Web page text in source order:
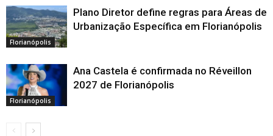
Florianópolis
Plano Diretor define regras para Áreas de
Urbanização Específica em Florianópolis
Florianópolis
Ana Castela é confirmada no Réveillon
2027 de Florianópolis